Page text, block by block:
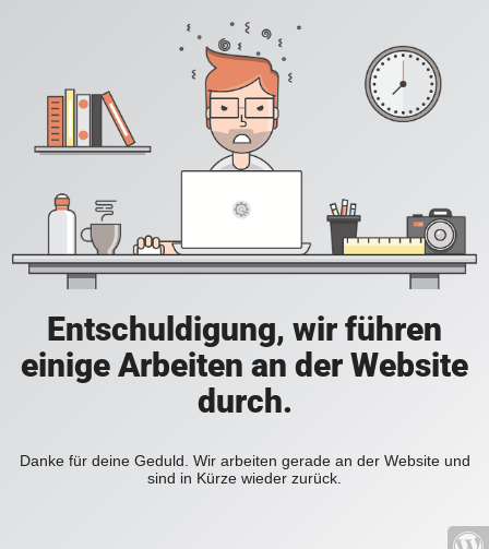
Entschuldigung, wir führen
einige Arbeiten an der Website
durch.
Danke für deine Geduld. Wir arbeiten gerade an der Website und
sind in Kürze wieder zurück.